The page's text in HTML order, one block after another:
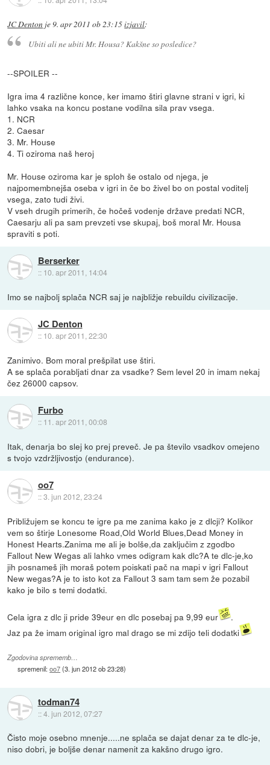
JC Denton je 9. apr 2011 ob 23:15izjavil:
Ubiti ali ne ubiti Mr. Housa? Kakšne so posledice?
--SPOILER --
Igra ima 4 različne konce, ker imamo štiri glavne strani v igri, ki
lahko vsaka na koncu postane vodilna sila prav vsega.
1. NCR
2. Caesar
3. Mr. House
4. Ti oziroma naš heroj
Mr. House oziroma kar je sploh še ostalo od njega, je
najpomembnejša oseba v igri in če bo živel bo on postal voditelj
vsega, zato tudi živi.
V vseh drugih primerih, če hočeš vodenje države predati NCR,
Caesarju ali pa sam prevzeti vse skupaj, boš moral Mr. Housa
spraviti s poti.
Berserker
:: 10. apr 2011, 14:04
Imo se najbolj splača NCR saj je najbližje rebuildu civilizacije.
JC Denton
:: 10. apr 2011, 22:30
Zanimivo. Bom moral prešpilat use štiri.
A se splača porabljati dnar za vsadke? Sem level 20 in imam nekaj
čez 26000 capsov.
Furbo
:: 11. apr 2011, 00:08
Itak, denarja bo slej ko prej preveč. Je pa število vsadkov omejeno
s tvojo vzdržljivostjo (endurance).
oo7
::3. jun 2012, 23:24
Približujem se koncu te igre pa me zanima kako je z dlcji? Kolikor
vem so štirje Lonesome Road,Old World Blues,Dead Money in
Honest Hearts.Zanima me ali je bolše,da zaključim z zgodbo
Fallout New Wegas ali lahko vmes odigram kak dlc?A te dlc-je,ko
jih posnameš jih moraš potem poiskati pač na mapi v igri Fallout
New wegas?A je to isto kot za Fallout 3 sam tam sem že pozabil
kako je bilo s temi dodatki.
Cela igra z dlc ji pride 39eur en dlc posebaj pa 9,99 eur
.
Jaz pa že imam original igro mal drago se mi zdijo teli dodatki
Zgodovina sprememb…
spremenil:oo7(3. jun 2012 ob 23:28)
todman74
::4. jun 2012, 07:27
Čisto moje osebno mnenje.....ne splača se dajat denar za te dlc-je,
niso dobri, je boljše denar namenit za kakšno drugo igro.